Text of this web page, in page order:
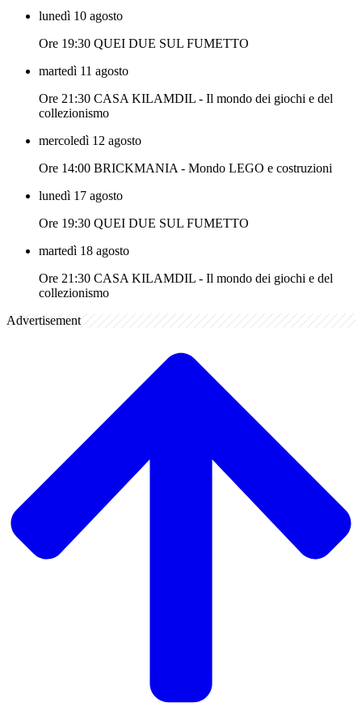
lunedì 10 agosto
Ore 19:30 QUEI DUE SUL FUMETTO
martedì 11 agosto
Ore 21:30 CASA KILAMDIL - Il mondo dei giochi e del
collezionismo
mercoledì 12 agosto
Ore 14:00 BRICKMANIA - Mondo LEGO e costruzioni
lunedì 17 agosto
Ore 19:30 QUEI DUE SUL FUMETTO
martedì 18 agosto
Ore 21:30 CASA KILAMDIL - Il mondo dei giochi e del
collezionismo
Advertisement